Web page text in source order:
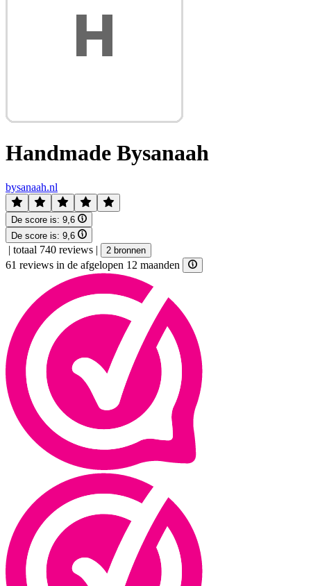
Handmade Bysanaah
bysanaah.nl
De score is: 9,6
De score is: 9,6
| totaal 740 reviews | 2 bronnen
61 reviews in de afgelopen 12 maanden